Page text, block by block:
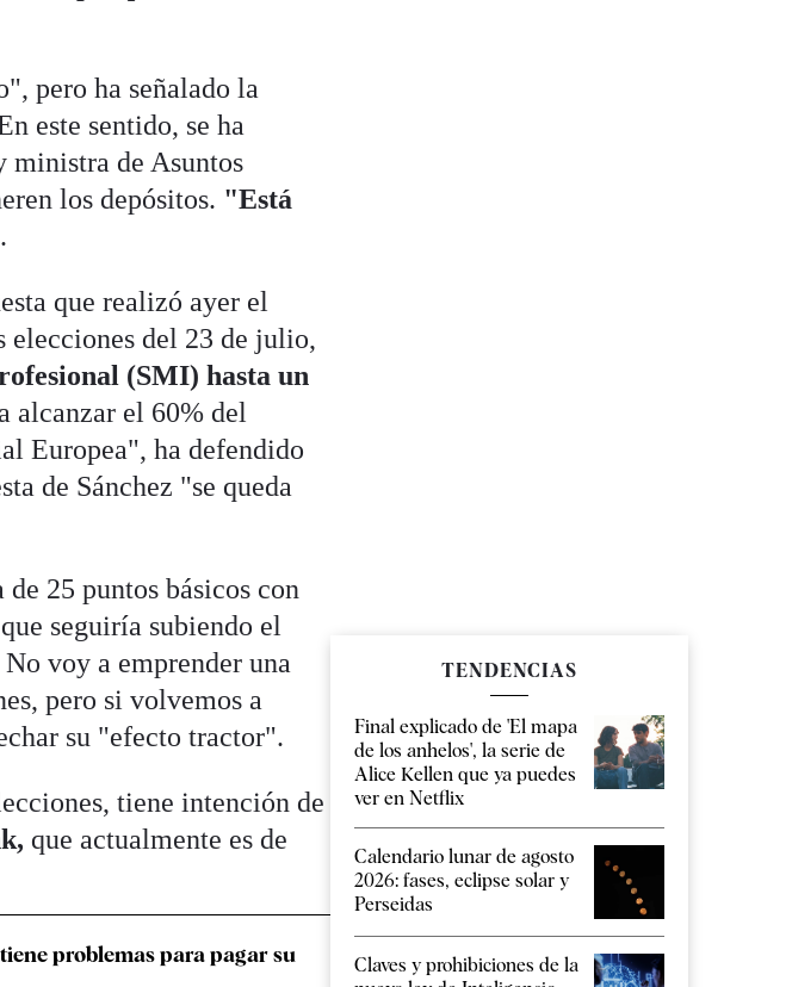
pero ha señalado la
este sentido, se ha
ministra de Asuntos
los depósitos. "Está
que realizó ayer el
elecciones del 23 de julio,
(SMI) hasta un
alcanzar el 60% del
Europea", ha defendido
de Sánchez "se queda
25 puntos básicos con
seguiría subiendo el
No voy a emprender una
pero si volvemos a
su "efecto tractor".
tiene intención de
que actualmente es de
problemas para pagar su
TENDENCIAS
Final explicado de 'El mapa
de los anhelos', la serie de
Alice Kellen que ya puedes
ver en Netflix
Calendario lunar de agosto
2026: fases, eclipse solar y
Perseidas
Claves y prohibiciones de la